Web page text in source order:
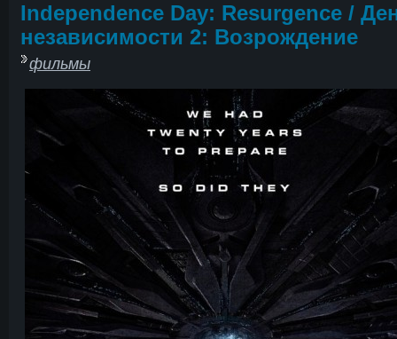
Independence Day: Resurgence /
независимости 2: Возрождение
фильмы